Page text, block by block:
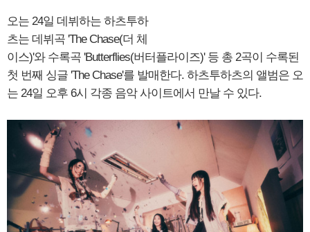
오는 24일 데뷔하는 하츠투하
츠는 데뷔곡 'The Chase(더 체
이스)'와 수록곡 'Butterflies(버터플라이즈)' 등 총 2곡이 수록된
첫 번째 싱글 'The Chase'를 발매한다. 하츠투하츠의 앨범은 오
는 24일 오후 6시 각종 음악 사이트에서 만날 수 있다.